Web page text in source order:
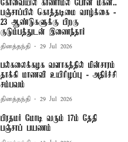
கோவையில் காணாமல் போன மகன்..
பஞ்சாப்பில் கொத்தடிமை வாழ்க்கை -
23 ஆண்டுகளுக்கு பிறகு
குடும்பத்துடன் இணைந்தார்
தினத்தந்தி 29 Jul 2026
பல்கலைக்கழக வளாகத்தில் மின்சாரம்
தாக்கி மாணவி உயிரிழப்பு - அதிர்ச்சி
சம்பவம்
தினத்தந்தி 29 Jul 2026
பிரதமர் மோடி வரும் 17ம் தேதி
பஞ்சாப் பயணம்